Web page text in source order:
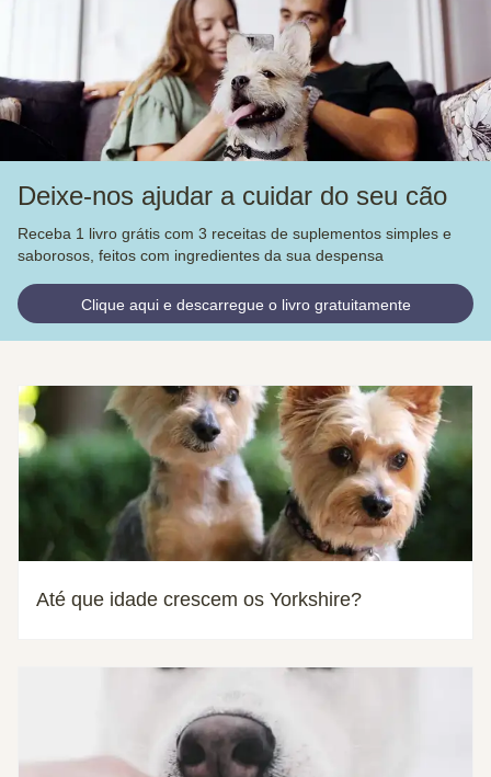
Deixe-nos ajudar a cuidar do seu cão
Receba 1 livro grátis com 3 receitas de suplementos simples e
saborosos, feitos com ingredientes da sua despensa
Clique aqui e descarregue o livro gratuitamente
Até que idade crescem os Yorkshire?